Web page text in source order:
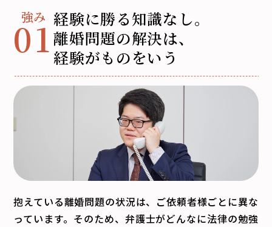
01経験に勝る知識なし。
離婚問題の解決は、
経験がものをいう
抱えている離婚問題の状況は、ご依頼者様ごとに異な
っています。そのため、弁護士がどんなに法律の勉強